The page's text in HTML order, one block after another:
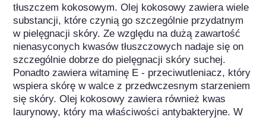
tłuszczem kokosowym. Olej kokosowy zawiera wiele
substancji, które czynią go szczególnie przydatnym
w pielęgnacji skóry. Ze względu na dużą zawartość
nienasyconych kwasów tłuszczowych nadaje się on
szczególnie dobrze do pielęgnacji skóry suchej.
Ponadto zawiera witaminę E - przeciwutleniacz, który
wspiera skórę w walce z przedwczesnym starzeniem
się skóry. Olej kokosowy zawiera również kwas
laurynowy, który ma właściwości antybakteryjne. W